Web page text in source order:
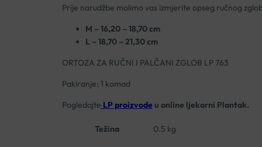
Prije narudžbe molimo vas izmjerite opseg ručnog
M – 16,20 – 18,70 cm
L – 18,70 – 21,30 cm
ORTOZA ZA RUČNI I PALČANI ZGLOB LP 763
Pakiranje: 1 komad
Pogledajte LP proizvodeu online ljekarni Plantak.
Težina 0.5 kg